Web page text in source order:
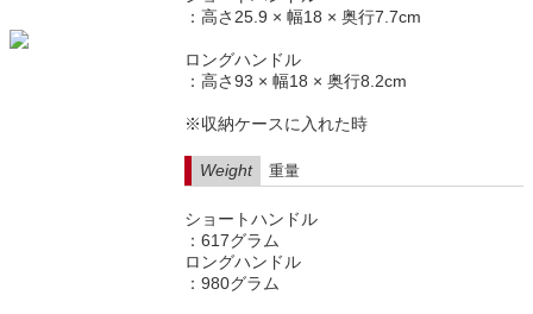
：高さ25.9 × 幅18 × 奥行7.7cm
ロングハンドル
：高さ93 × 幅18 × 奥行8.2cm
※収納ケースに入れた時
Weight 重量
ショートハンドル
：617グラム
ロングハンドル
：980グラム